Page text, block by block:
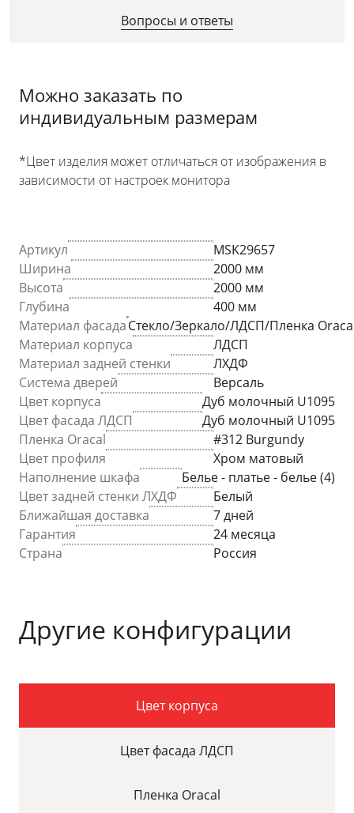
Вопросы и ответы
Можно заказать по
индивидуальным размерам
*Цвет изделия может отличаться от изображения в
зависимости от настроек монитора
Артикул
MSK29657
Ширина
2000 мм
Высота
2000 мм
Глубина
400 мм
Материал фасадаСтекло/Зеркало/ЛДСП/Пленка
Материал корпуса
ЛДСП
Материал задней стенки
ЛХДФ
Система дверей
Версаль
Цвет корпуса
Дуб молочный U1095
Цвет фасада ЛДСП
Дуб молочный U1095
Пленка Oracal
#312 Burgundy
Цвет профиля
Хром матовый
Наполнение шкафа
Белье - платье - белье (4)
Цвет задней стенки ЛХДФ
Белый
Ближайшая доставка
7 дней
Гарантия
24 месяца
Страна
Россия
Другие конфигурации
Цвет корпуса
Цвет фасада ЛДСП
Пленка Oracal